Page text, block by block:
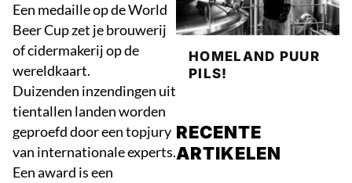
Een medaille op de World
Beer Cup zet je brouwerij
of cidermakerij op de
wereldkaart.
Duizenden inzendingen uit
tientallen landen worden
geproefd door een topjury
van internationale experts.
Een award is een
HOMELAND PUUR
PILS!
RECENTE
ARTIKELEN